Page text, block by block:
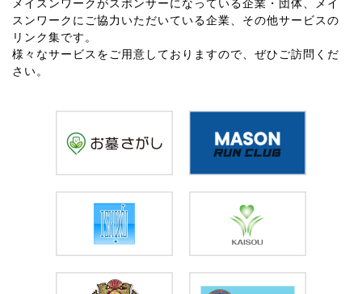
メイスンワークがスポンサーになっている企業・団体、メイ
スンワークにご協力いただいている企業、その他サービスの
リンク集です。
様々なサービスをご用意しておりますので、ぜひご訪問くだ
さい。